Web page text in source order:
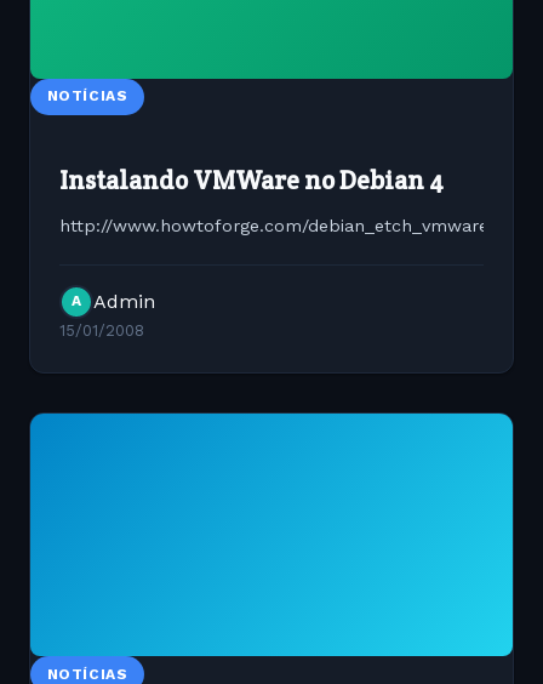
NOTÍCIAS
Instalando VMWare no Debian 4
http://www.howtoforge.com/
A Admin
15/01/2008
NOTÍCIAS